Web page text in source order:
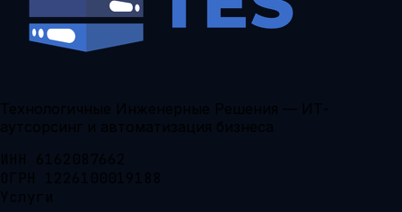
Технологичные Инженерные Решения — ИТ-
аутсорсинг и автоматизация бизнеса
ИНН 6162087662
ОГРН 1226100019188
Услуги